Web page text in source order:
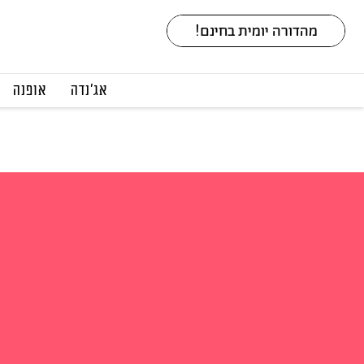
אג׳נדה אופנה